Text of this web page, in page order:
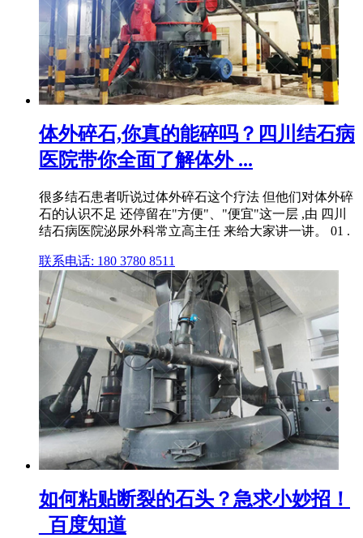
体外碎石,你真的能碎吗？四川结石病
医院带你全面了解体外 ...
很多结石患者听说过体外碎石这个疗法 但他们对体外碎
石的认识不足 还停留在"方便"、"便宜"这一层 ,由 四川
结石病医院泌尿外科常立高主任 来给大家讲一讲。 01 .
联系电话: 180 3780 8511
如何粘贴断裂的石头？急求小妙招！
_百度知道